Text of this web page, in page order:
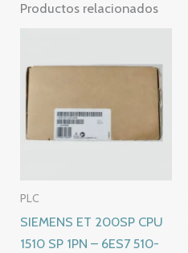
Productos relacionados
PLC
SIEMENS ET 200SP CPU
1510 SP 1PN – 6ES7 510-